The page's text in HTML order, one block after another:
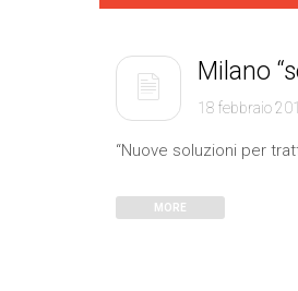
Milano
18 febbraio
“Nuove soluzioni per
MORE